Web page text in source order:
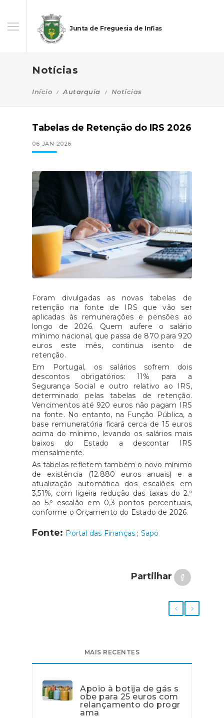
Junta de Freguesia de Infias
Notícias
Início Autarquia Notícias
Tabelas de Retenção do IRS 2026
06-JAN-2026
Foram divulgadas as novas tabelas de
retenção na fonte de IRS que vão ser
aplicadas às remunerações e pensões ao
longo de 2026. Quem aufere o salário
mínimo nacional, que passa de 870 para 920
euros este mês, continua isento de
retenção.
Em Portugal, os salários sofrem dois
descontos obrigatórios: 11% para a
Segurança Social e outro relativo ao IRS,
determinado pelas tabelas de retenção.
Vencimentos até 920 euros não pagam IRS
na fonte. No entanto, na Função Pública, a
base remuneratória ficará cerca de 15 euros
acima do mínimo, levando os salários mais
baixos do Estado a descontar IRS
mensalmente.
As tabelas refletem também o novo mínimo
de existência (12.880 euros anuais) e a
atualização automática dos escalões em
3,51%, com ligeira redução das taxas do 2.º
ao 5.º escalão em 0,3 pontos percentuais,
conforme o Orçamento do Estado de 2026.
Fonte: Portal das Finanças ; Sapo
Partilhar
MAIS RECENTES
Apoio à botija de gás s
obe para 25 euros com
relançamento do progr
ama